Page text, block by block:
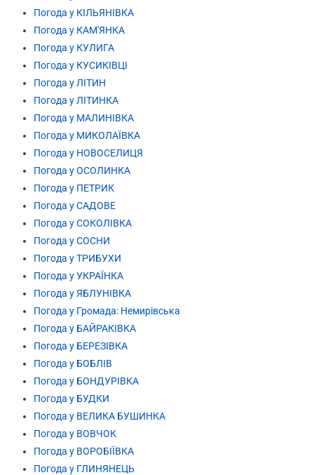
Погода у КІЛЬЯНІВКА
Погода у КАМ'ЯНКА
Погода у КУЛИГА
Погода у КУСИКІВЦІ
Погода у ЛІТИН
Погода у ЛІТИНКА
Погода у МАЛИНІВКА
Погода у МИКОЛАЇВКА
Погода у НОВОСЕЛИЦЯ
Погода у ОСОЛИНКА
Погода у ПЕТРИК
Погода у САДОВЕ
Погода у СОКОЛІВКА
Погода у СОСНИ
Погода у ТРИБУХИ
Погода у УКРАЇНКА
Погода у ЯБЛУНІВКА
Погода у Громада: Немирівська
Погода у БАЙРАКІВКА
Погода у БЕРЕЗІВКА
Погода у БОБЛІВ
Погода у БОНДУРІВКА
Погода у БУДКИ
Погода у ВЕЛИКА БУШИНКА
Погода у ВОВЧОК
Погода у ВОРОБІЇВКА
Погода у ГЛИНЯНЕЦЬ